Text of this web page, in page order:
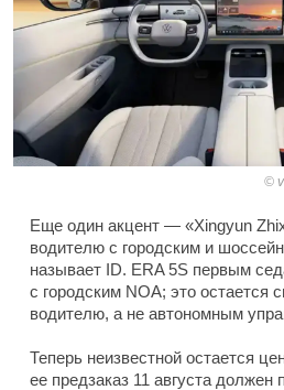
Еще один акцент — «Xingyun
водителю с городским и
называет ID. ERA 5S первым
с городским NOA; это остается
водителю, а не автономным
Теперь неизвестной остается
ее предзаказ 11 августа должен